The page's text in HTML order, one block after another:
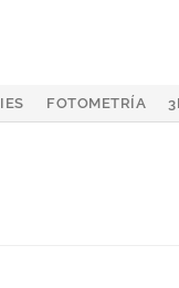
IES FOTOMETRÍA